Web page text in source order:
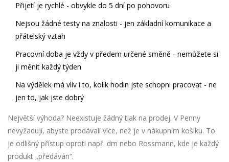
Přijetí je rychlé - obvykle do 5 dní po pohovoru
Nejsou žádné testy na znalosti - jen základní komunikace a
přátelský vztah
Pracovní doba je vždy v předem určené směně - nemůžete si
ji měnit každý týden
Na výdělek má vliv i to, kolik hodin jste schopni pracovat - ne
jen to, jak jste dobrý
Největší výhoda? Neexistuje žádný tlak na prodej. V Penny
nevyžadují, abyste prodávali více, než je v nákupním košíku. To
je odlišný přístup oproti např. dm nebo Rossmann, kde je každý
produkt „předáván“.